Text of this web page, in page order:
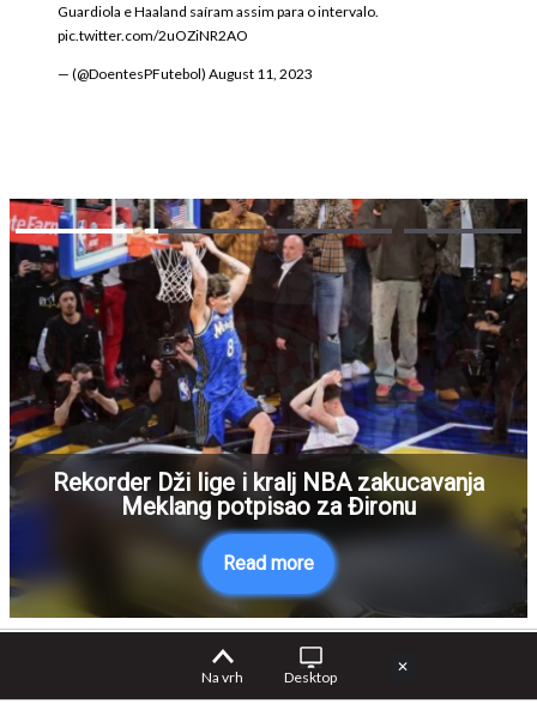
Guardiola e Haaland saíram assim para o intervalo.
pic.twitter.com/2uOZiNR2AO
— (@DoentesPFutebol) August 11, 2023
Rekorder Dži lige i kralj NBA zakucavanja
Meklang potpisao za Đironu
Read more
Na vrh Desktop
✕